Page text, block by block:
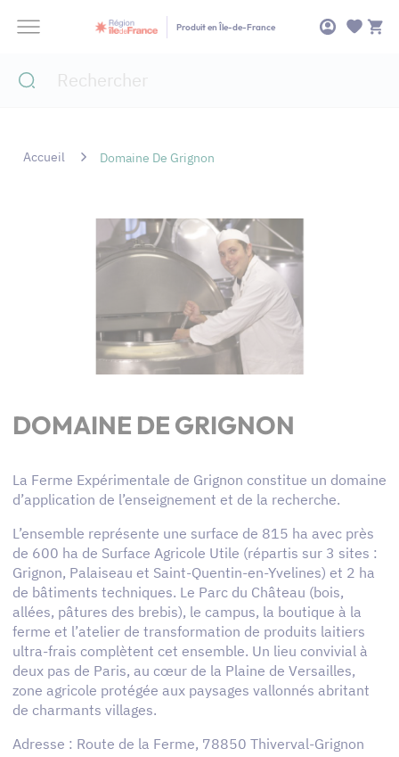
Produit en Île-de-France
Accueil Domaine De Grignon
DOMAINE DE GRIGNON
La Ferme Expérimentale de Grignon constitue un domaine
d’application de l’enseignement et de la recherche.
L’ensemble représente une surface de 815 ha avec près
de 600 ha de Surface Agricole Utile (répartis sur 3 sites :
Grignon, Palaiseau et Saint-Quentin-en-Yvelines) et 2 ha
de bâtiments techniques. Le Parc du Château (bois,
allées, pâtures des brebis), le campus, la boutique à la
ferme et l’atelier de transformation de produits laitiers
ultra-frais complètent cet ensemble. Un lieu convivial à
deux pas de Paris, au cœur de la Plaine de Versailles,
zone agricole protégée aux paysages vallonnés abritant
de charmants villages.
Adresse : Route de la Ferme, 78850 Thiverval-Grignon